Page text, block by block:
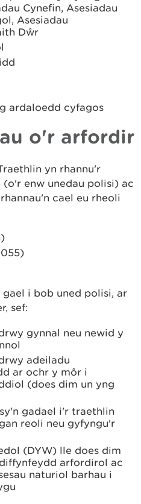
Cynefin, Asesiadau
Asesiadau
Dŵr
ardaloedd cyfagos
o'r arfordir
yn rhannu'r
enw unedau polisi) ac
cael eu rheoli
i bob uned polisi, ar
sef:
gynnal neu newid y
adeiladu
ar ochr y môr i
(does dim un yng
gadael i'r traethlin
reoli neu gyfyngu'r
(DYW) lle does dim
arfordirol ac
naturiol barhau i